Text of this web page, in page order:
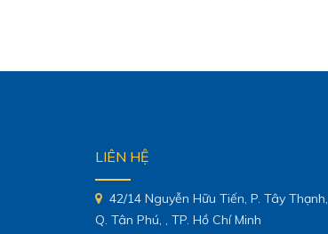
LIÊN HỆ
42/14 Nguyễn Hữu Tiến, P. Tây Thạnh,
Q. Tân Phú, , TP. Hồ Chí Minh